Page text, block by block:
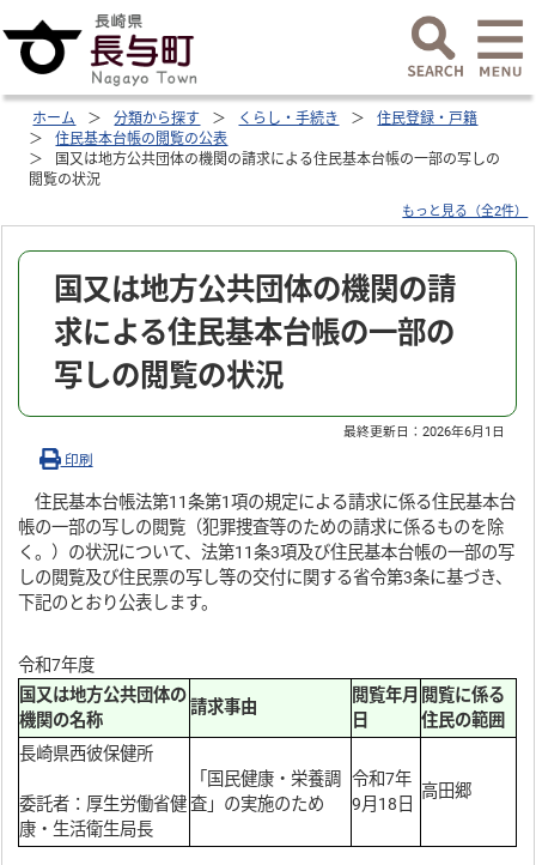
ホーム 分類から探す くらし・手続き
住民登録・戸籍
住民基本台帳の閲覧の公表
国又は地方公共団体の機関の請求による住民基本台帳の一部の写しの
閲覧の状況
もっと見る（全2件）
国又は地方公共団体の機関の請
求による住民基本台帳の一部の
写しの閲覧の状況
最終更新日：2026年6月1日
印刷
住民基本台帳法第11条第1項の規定による請求に係る住民基本台
帳の一部の写しの閲覧（犯罪捜査等のための請求に係るものを除
く。）の状況について、法第11条3項及び住民基本台帳の一部の写
しの閲覧及び住民票の写し等の交付に関する省令第3条に基づき、
下記のとおり公表します。
令和7年度
国又は地方公共団体の
機関の名称
請求事由
閲覧年月
日
閲覧に係る
住民の範囲
長崎県西彼保健所
委託者：厚生労働省健
康・生活衛生局長
「国民健康・栄養調
査」の実施のため
令和7年
9月18日
高田郷